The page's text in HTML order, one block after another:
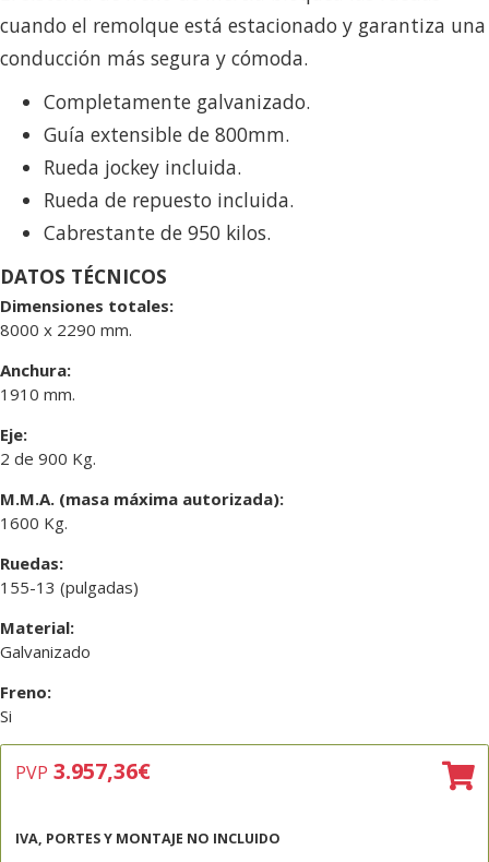
cuando el remolque está estacionado y garantiza una
conducción más segura y cómoda.
Completamente galvanizado.
Guía extensible de 800mm.
Rueda jockey incluida.
Rueda de repuesto incluida.
Cabrestante de 950 kilos.
DATOS TÉCNICOS
Dimensiones totales:
8000 x 2290 mm.
Anchura:
1910 mm.
Eje:
2 de 900 Kg.
M.M.A. (masa máxima autorizada):
1600 Kg.
Ruedas:
155-13 (pulgadas)
Material:
Galvanizado
Freno:
Si
PVP 3.957,36€
IVA, PORTES Y MONTAJE NO INCLUIDO